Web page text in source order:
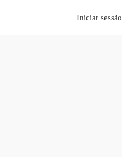
Iniciar sessão